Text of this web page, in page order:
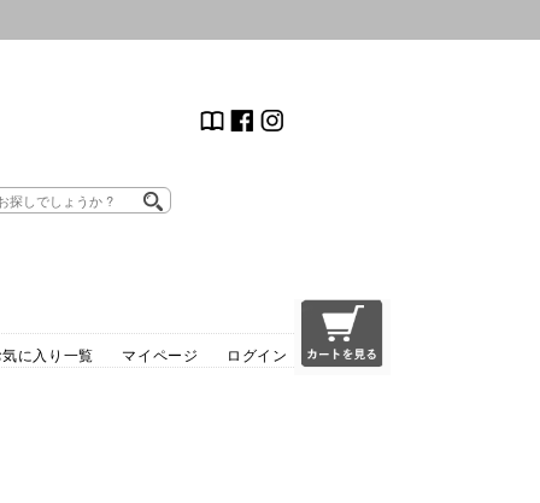
に入り一覧 マイページ ログイン